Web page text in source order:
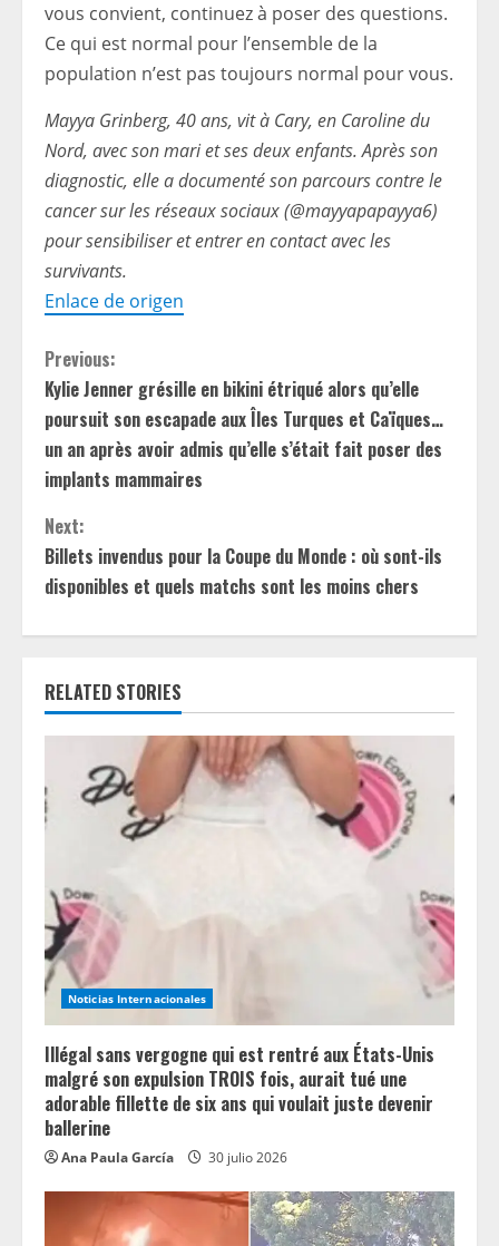
vous convient, continuez à poser des questions.
Ce qui est normal pour l’ensemble de la
population n’est pas toujours normal pour vous.
Mayya Grinberg, 40 ans, vit à Cary, en Caroline du
Nord, avec son mari et ses deux enfants. Après son
diagnostic, elle a documenté son parcours contre le
cancer sur les réseaux sociaux (@mayyapapayya6)
pour sensibiliser et entrer en contact avec les
survivants.
Enlace de origen
C
o
n
t
i
n
u
e
R
e
a
d
i
n
g
Previous:
Kylie Jenner grésille en bikini étriqué alors qu’elle
poursuit son escapade aux Îles Turques et Caïques…
un an après avoir admis qu’elle s’était fait poser des
implants mammaires
Next:
Billets invendus pour la Coupe du Monde : où sont-ils
disponibles et quels matchs sont les moins chers
RELATED STORIES
Noticias Internacionales
Illégal sans vergogne qui est rentré aux États-Unis
malgré son expulsion TROIS fois, aurait tué une
adorable fillette de six ans qui voulait juste devenir
ballerine
Ana Paula García 30 julio 2026